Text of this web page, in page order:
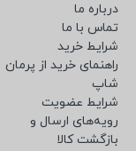
درباره ما
تماس با ما
شرایط خرید
راهنمای خرید از پرمان
شاپ
شرایط عضویت
رویه‌های ارسال و
بازگشت کالا